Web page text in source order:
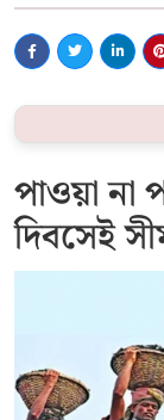
পাওয়া না
দিবসেই